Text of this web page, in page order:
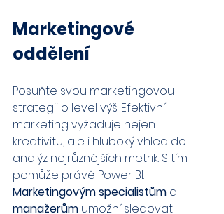
Marketingové
oddělení
Posuňte svou marketingovou
strategii o level výš. Efektivní
marketing vyžaduje nejen
kreativitu, ale i hluboký vhled do
analýz nejrůznějších metrik. S tím
pomůže právě Power BI.
Marketingovým specialistům a
manažerům umožní sledovat